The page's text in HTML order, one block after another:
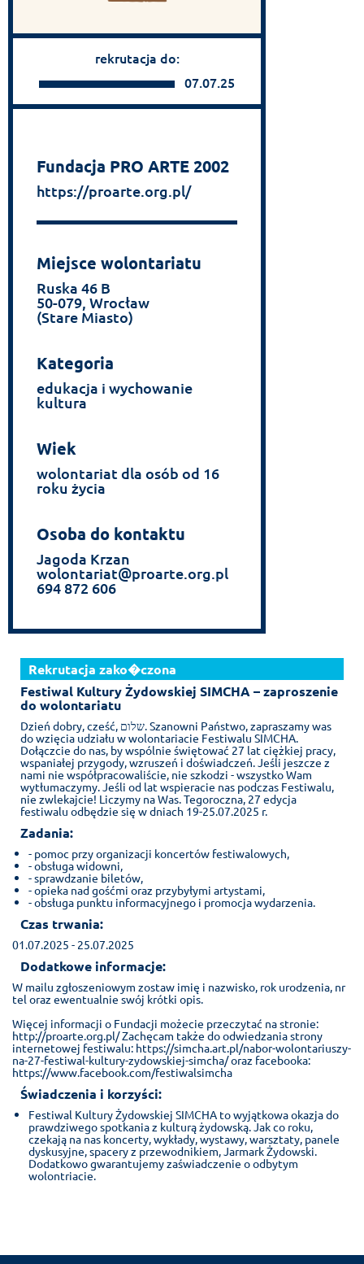
rekrutacja do:
07.07.25
Fundacja PRO ARTE 2002
https://proarte.org.pl/
Miejsce wolontariatu
Ruska 46 B
50-079, Wrocław
(Stare Miasto)
Kategoria
edukacja i wychowanie
kultura
Wiek
wolontariat dla osób od 16
roku życia
Osoba do kontaktu
Jagoda Krzan
wolontariat@proarte.org.pl
694 872 606
Rekrutacja zako�czona
Festiwal Kultury Żydowskiej SIMCHA – zaproszenie
do wolontariatu
Dzień dobry, cześć, שלום. Szanowni Państwo, zapraszamy was
do wzięcia udziału w wolontariacie Festiwalu SIMCHA.
Dołączcie do nas, by wspólnie świętować 27 lat ciężkiej pracy,
wspaniałej przygody, wzruszeń i doświadczeń. Jeśli jeszcze z
nami nie współpracowaliście, nie szkodzi - wszystko Wam
wytłumaczymy. Jeśli od lat wspieracie nas podczas Festiwalu,
nie zwlekajcie! Liczymy na Was. Tegoroczna, 27 edycja
festiwalu odbędzie się w dniach 19-25.07.2025 r.
Zadania:
- pomoc przy organizacji koncertów festiwalowych,
- obsługa widowni,
- sprawdzanie biletów,
- opieka nad gośćmi oraz przybyłymi artystami,
- obsługa punktu informacyjnego i promocja wydarzenia.
Czas trwania:
01.07.2025 - 25.07.2025
Dodatkowe informacje:
W mailu zgłoszeniowym zostaw imię i nazwisko, rok urodzenia, nr
tel oraz ewentualnie swój krótki opis.
Więcej informacji o Fundacji możecie przeczytać na stronie:
http://proarte.org.pl/ Zachęcam także do odwiedzania strony
internetowej festiwalu: https://simcha.art.pl/nabor-wolontariuszy-
na-27-festiwal-kultury-zydowskiej-simcha/ oraz facebooka:
https://www.facebook.com/festiwalsimcha
Świadczenia i korzyści:
Festiwal Kultury Żydowskiej SIMCHA to wyjątkowa okazja do
prawdziwego spotkania z kulturą żydowską. Jak co roku,
czekają na nas koncerty, wykłady, wystawy, warsztaty, panele
dyskusyjne, spacery z przewodnikiem, Jarmark Żydowski.
Dodatkowo gwarantujemy zaświadczenie o odbytym
wolontriacie.